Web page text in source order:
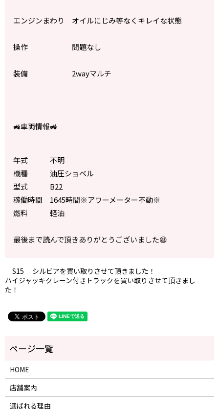
エンジンまわり オイルにじみ等なくキレイな状態
操作 問題なし
装備 2wayマルチ
🚜車両情報🚜
年式 不明
機種 油圧ショベル
型式 B22
稼働時間 1645時間※アワーメーター不動※
燃料 軽油
最後まで読んで頂きありがとうございました😆
S15 シルビアを買い取りさせて頂きました！
ハイジャッキクレーン付きトラックを買い取りさせて頂きまし
た！
HOME
店舗案内
選ばれる理由